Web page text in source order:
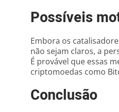
Possíveis
Embora os
não sejam claros, a
É provável que essas
criptomoedas como
Conclusão